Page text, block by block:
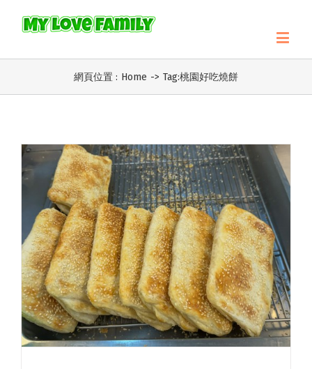
網頁位置 : Home -> Tag:桃園好吃燒餅